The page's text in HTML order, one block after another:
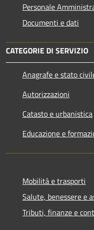
Personale
Documenti e dati
CATEGORIE DI SERVIZIO
Anagrafe e stato
Autorizzazioni
Catasto e urbanistica
Educazione e
Mobilità e trasporti
Salute, benessere e
Tributi, finanze e